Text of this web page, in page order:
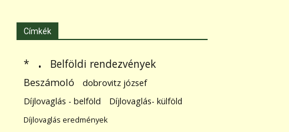
Címkék
* . Belföldi rendezvények
Beszámoló dobrovitz józsef
Díjlovaglás - belföld Díjlovaglás- külföld
Díjlovaglás eredmények